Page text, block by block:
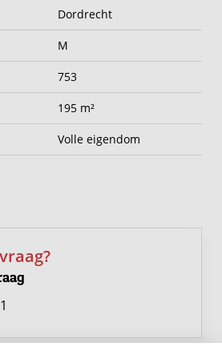
combinatie van karakter, ruimte
afspraak voor een bezichtiging
Dordrecht
M
753
195 m²
Volle eigendom